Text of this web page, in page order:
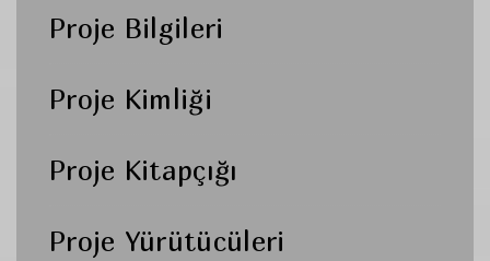
Proje Bilgileri
Proje Kimliği
Proje Kitapçığı
Proje Yürütücüleri